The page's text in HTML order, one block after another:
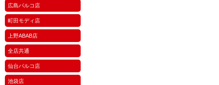
広島パルコ店
町田モディ店
上野ABAB店
全店共通
仙台パルコ店
池袋店